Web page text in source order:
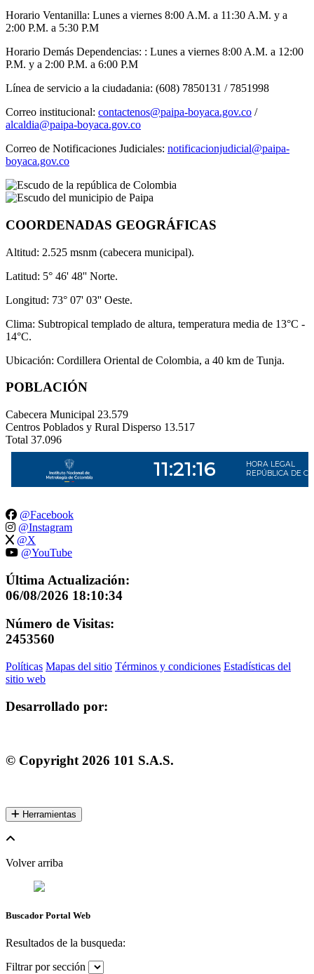
Horario Ventanilla: Lunes a viernes 8:00 A.M. a 11:30 A.M. y a
2:00 P.M. a 5:30 P.M
Horario Demás Dependencias: : Lunes a viernes 8:00 A.M. a 12:00
P.M. y a 2:00 P.M. a 6:00 P.M
Línea de servicio a la ciudadania: (608) 7850131 / 7851998
Correo institucional: contactenos@paipa-boyaca.gov.co /
alcaldia@paipa-boyaca.gov.co
Correo de Notificaciones Judiciales: notificacionjudicial@paipa-
boyaca.gov.co
COORDENADAS GEOGRÁFICAS
Altitud: 2.525 msnm (cabecera municipal).
Latitud: 5° 46' 48'' Norte.
Longitud: 73° 07' 03'' Oeste.
Clima: Subtropical templado de altura, temperatura media de 13°C -
14°C.
Ubicación: Cordillera Oriental de Colombia, a 40 km de Tunja.
POBLACIÓN
Cabecera Municipal 23.579
Centros Poblados y Rural Disperso 13.517
Total 37.096
@Facebook
@Instagram
@X
@YouTube
Última Actualización:
06/08/2026 18:10:34
Número de Visitas:
2453560
Políticas Mapas del sitio Términos y condiciones Estadísticas del
sitio web
Desarrollado por:
© Copyright2026 101 S.A.S.
Herramientas
Volver arriba
Buscador Portal Web
Resultados de la busqueda:
Filtrar por sección